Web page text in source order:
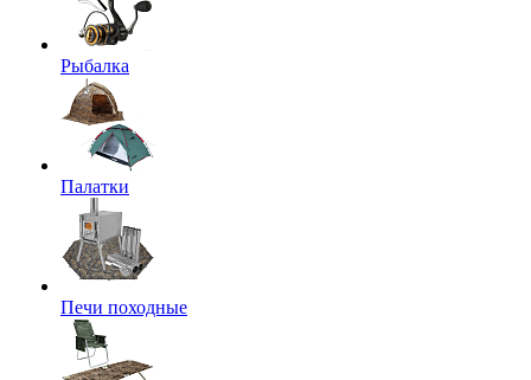
Рыбалка
Палатки
Печи походные